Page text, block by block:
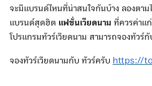
จะมีแบรนด์ไหนที่น่าสนใจกันบ้าง ลองตา
แบรนด์สุดฮิต แฟชั่นเวียดนาม ที่ควรค่าแ
โปรแกรมทัวร์เวียดนาม สามารถจองทัวร์
จองทัวร์เวียดนามกับ ทัวร์ครับ https://